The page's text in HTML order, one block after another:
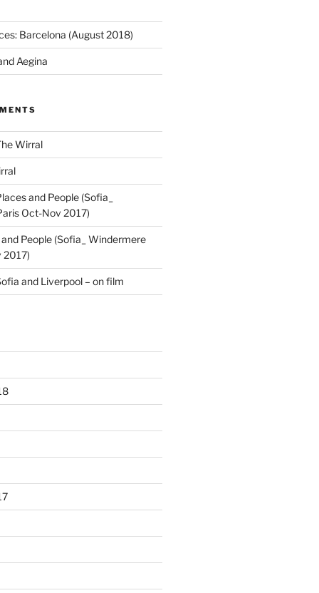
Barcelona (August 2018)
Aegina
Wirral
and People (Sofia_
Oct-Nov 2017)
People (Sofia_ Windermere
2017)
and Liverpool – on film